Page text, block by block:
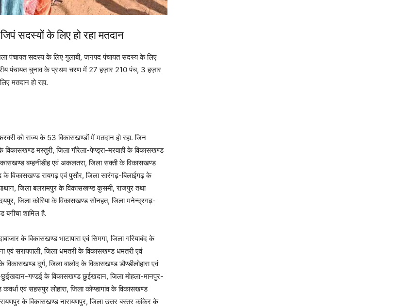
सदस्यों के लिए हो रहा मतदान
पंचायत सदस्य के लिए गुलाबी, जनपद पंचायत सदस्य के लिए
पंचायत चुनाव के प्रथम चरण में 27 हज़ार 210 पंच, 3 हज़ार
मतदान हो रहा.
को राज्य के 53 विकासखण्डों में मतदान हो रहा. जिन
मस्तुरी, जिला गौरेला-पेण्ड्रा-मरवाही के विकासखण्ड
बम्हनीडीह एवं अकलतरा, जिला सक्ती के विकासखण्ड
विकासखण्ड रायगढ़ एवं पुसौर, जिला सारंगढ़-बिलाईगढ़ के
जिला बलरामपुर के विकासखण्ड कुसमी, राजपुर तथा
जिला कोरिया के विकासखण्ड सोनहत, जिला मनेन्द्रगढ़-
शामिल है.
के विकासखण्ड भाटापारा एवं सिमगा, जिला गरियाबंद के
एवं सरायपाली, जिला धमतरी के विकासखण्ड धमतरी एवं
दुर्ग, जिला बालोद के विकासखण्ड डौण्डीलोहारा एवं
छुईखदान-गण्डई के विकासखण्ड छुईखदान, जिला मोहला-मानपुर-
एवं सहसपुर लोहारा, जिला कोण्डागांव के विकासखण्ड
के विकासखण्ड नारायणपुर, जिला उत्तर बस्तर कांकेर के